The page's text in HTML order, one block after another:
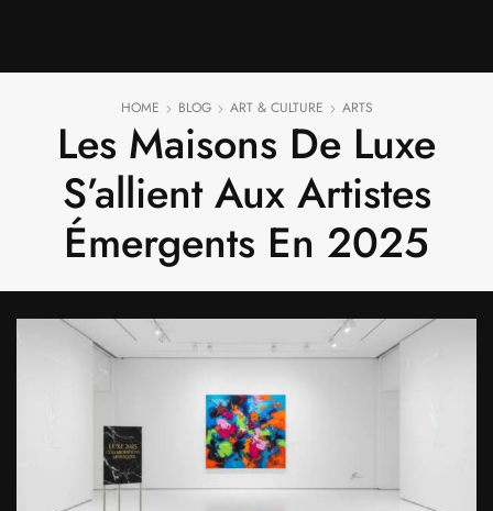
HOME BLOG ART & CULTURE ARTS
Les Maisons De Luxe
S’allient Aux Artistes
Émergents En 2025